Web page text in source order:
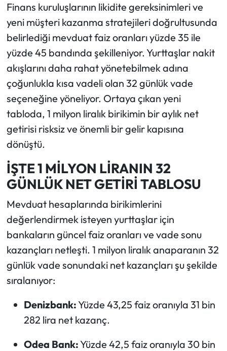
Finans kuruluşlarının likidite gereksinimleri ve
yeni müşteri kazanma stratejileri doğrultusunda
belirlediği mevduat faiz oranları yüzde 35 ile
yüzde 45 bandında şekilleniyor. Yurttaşlar nakit
akışlarını daha rahat yönetebilmek adına
çoğunlukla kısa vadeli olan 32 günlük vade
seçeneğine yöneliyor. Ortaya çıkan yeni
tabloda, 1 milyon liralık birikimin bir aylık net
getirisi risksiz ve önemli bir gelir kapısına
dönüştü.
İŞTE 1 MİLYON LİRANIN 32
GÜNLÜK NET GETİRİ TABLOSU
Mevduat hesaplarında birikimlerini
değerlendirmek isteyen yurttaşlar için
bankaların güncel faiz oranları ve vade sonu
kazançları netleşti. 1 milyon liralık anaparanın 32
günlük vade sonundaki net kazançları şu şekilde
sıralanıyor:
Denizbank:Yüzde 43,25 faiz oranıyla 31 bin
282 lira net kazanç.
Odea Bank:Yüzde 42,5 faiz oranıyla 30 bin